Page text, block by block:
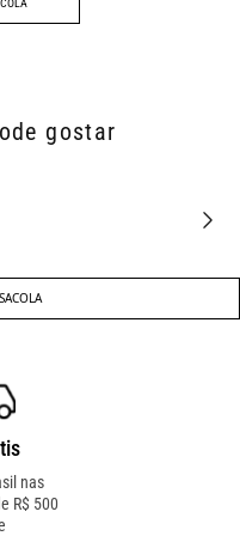
gostar
nas
R$ 500